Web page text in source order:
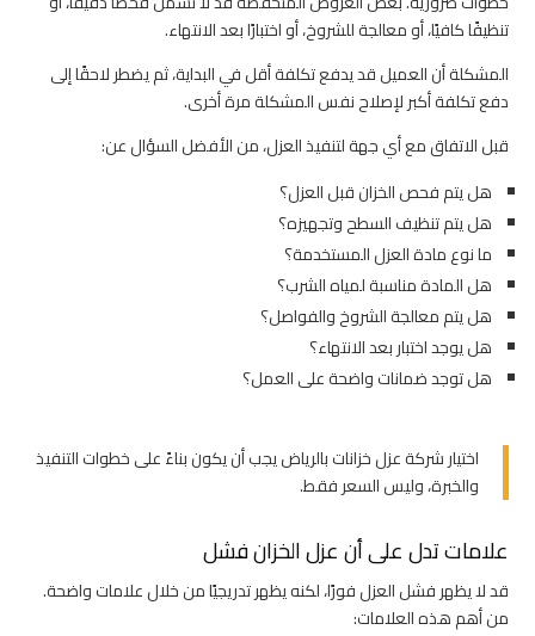
تنظيفًا كافيًا، أو معالجة للشروخ، أو اختبارًا بعد الانتهاء.
المشكلة أن العميل قد يدفع تكلفة أقل في البداية، ثم يضطر لاحقًا إلى
دفع تكلفة أكبر لإصلاح نفس المشكلة مرة أخرى.
قبل الاتفاق مع أي جهة لتنفيذ العزل، من الأفضل السؤال عن:
هل يتم فحص الخزان قبل العزل؟
هل يتم تنظيف السطح وتجهيزه؟
ما نوع مادة العزل المستخدمة؟
هل المادة مناسبة لمياه الشرب؟
هل يتم معالجة الشروخ والفواصل؟
هل يوجد اختبار بعد الانتهاء؟
هل توجد ضمانات واضحة على العمل؟
اختيار شركة عزل خزانات بالرياض يجب أن يكون بناءً على خطوات التنفيذ
والخبرة، وليس السعر فقط.
علامات تدل على أن عزل الخزان فشل
قد لا يظهر فشل العزل فورًا، لكنه يظهر تدريجيًا من خلال علامات واضحة.
من أهم هذه العلامات: